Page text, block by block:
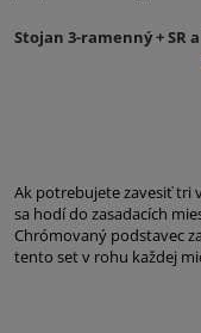
Stojan 3-ramenný + SR a
Ak potrebujete zavesiť tri
sa hodí do zasadacích
Chrómovaný podstavec
tento set v rohu každej